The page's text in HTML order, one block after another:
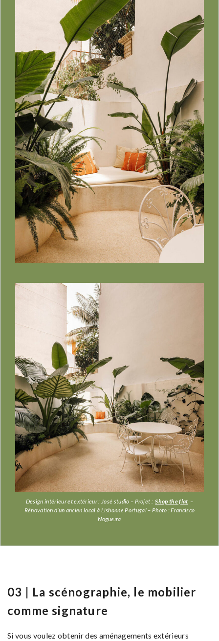
Design intérieur et extérieur : José studio – Projet : Shop the flat –
Rénovation d’un ancien local à Lisbonne Portugal – Photo : Francisco
Nogueira
03 | La scénographie, le mobilier
comme signature
Si vous voulez obtenir des aménagements extérieurs